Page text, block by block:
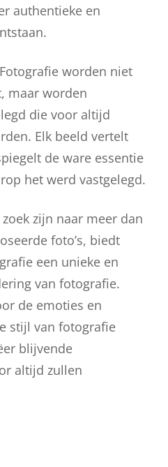
authentieke en
worden niet
maar worden
die voor altijd
Elk beeld vertelt
de ware essentie
het werd vastgelegd.
zijn naar meer dan
foto’s, biedt
een unieke en
van fotografie.
de emoties en
stijl van fotografie
blijvende
altijd zullen